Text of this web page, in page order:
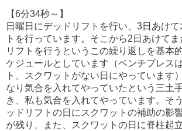
【6分34秒～】
日曜日にデッドリフトを行い、3日あけ
トを行っています。そこから2日あけて
リフトを行うというこの繰り返しを基本
ケジュールとしています（ベンチプレス
ト、スクワットがない日にやっています
なり気合を入れてやっていたという三土
き、私も気合を入れてやっています。そ
ッドリフトの日にスクワットの補助の影
が残り、また、スクワットの日に脊柱起